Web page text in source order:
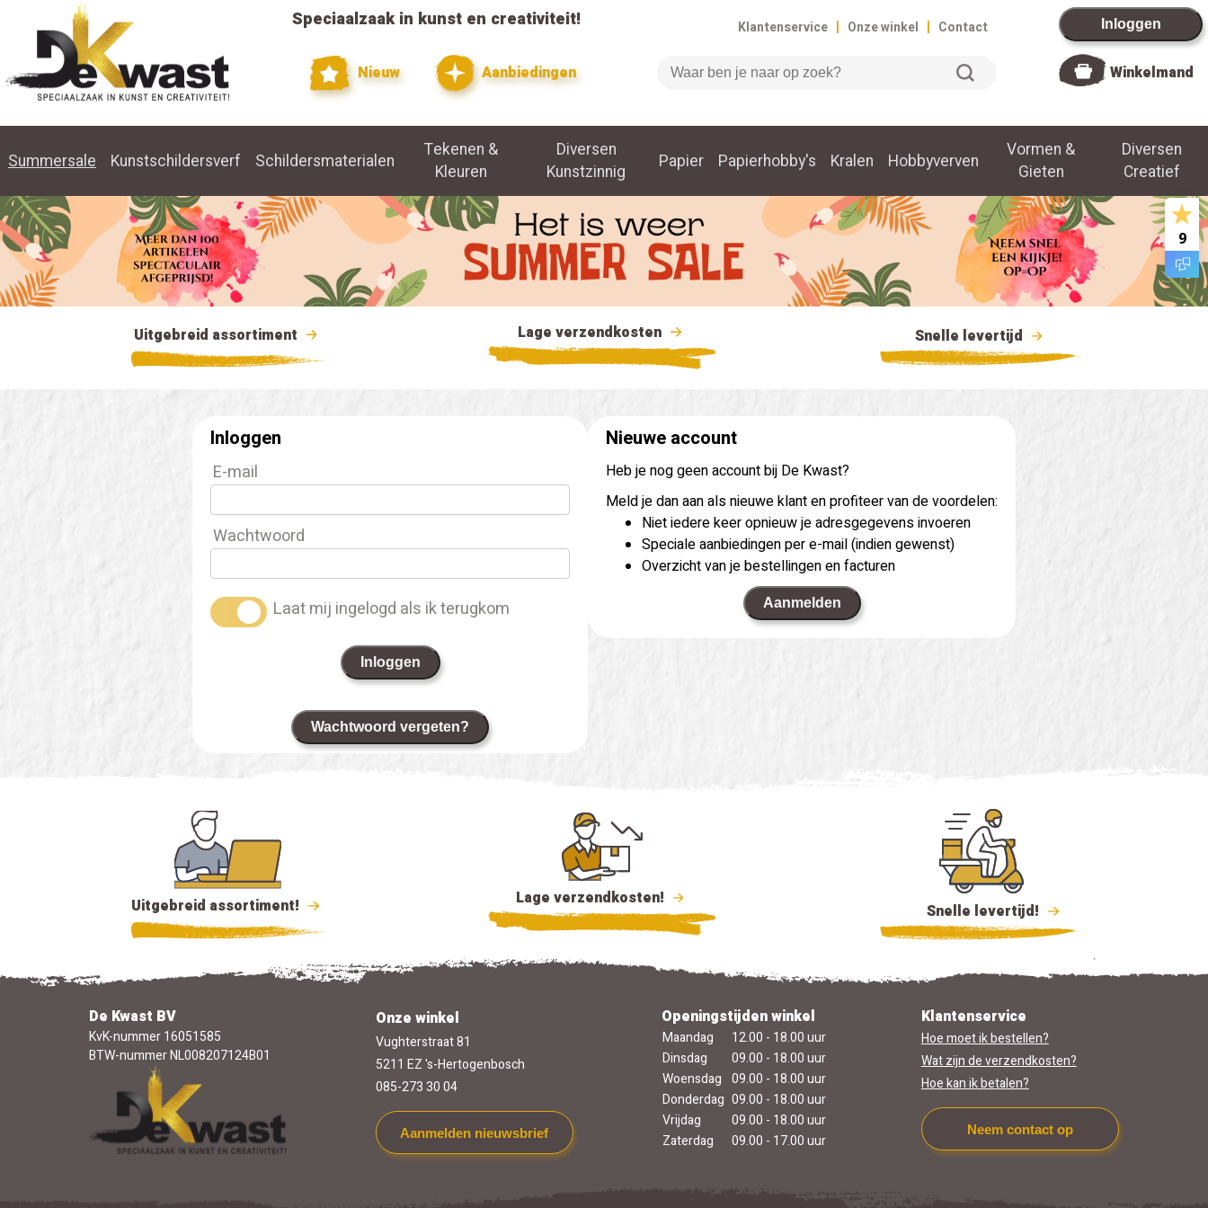
Speciaalzaak in kunst en creativiteit!
Nieuw Aanbiedingen
Klantenservice | Onze winkel | Contact
Zoeken
Inloggen
Winkelmand
Summersale Kunstschildersverf Schildersmaterialen
Tekenen &
Kleuren
Diversen
Kunstzinnig
Papier Papierhobby's Kralen Hobbyverven
Vormen &
Gieten
Diversen
Creatief
Uitgebreid assortiment Lage verzendkosten Snelle levertijd
9
Inloggen
E-mail
Wachtwoord
Laat mij ingelogd als ik terugkom
Inloggen
Wachtwoord vergeten?
Nieuwe account
Heb je nog geen account bij De Kwast?
Meld je dan aan als nieuwe klant en profiteer van de voordelen:
Niet iedere keer opnieuw je adresgegevens invoeren
Speciale aanbiedingen per e-mail (indien gewenst)
Overzicht van je bestellingen en facturen
Aanmelden
Uitgebreid assortiment! Lage verzendkosten!
Snelle levertijd!
De Kwast BV
KvK-nummer 16051585
BTW-nummer NL008207124B01
Onze winkel
Vughterstraat 81
5211 EZ 's-Hertogenbosch
085-273 30 04
Aanmelden nieuwsbrief
Openingstijden winkel
Maandag
12.00 - 18.00 uur
Dinsdag
09.00 - 18.00 uur
Woensdag 09.00 - 18.00 uur
Donderdag 09.00 - 18.00 uur
Vrijdag
09.00 - 18.00 uur
Zaterdag
09.00 - 17.00 uur
Klantenservice
Hoe moet ik bestellen?
Wat zijn de verzendkosten?
Hoe kan ik betalen?
Neem contact op